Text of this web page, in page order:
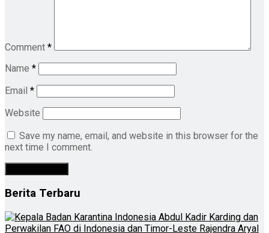
Comment *
Name *
Email *
Website
Save my name, email, and website in this browser for the
next time I comment.
Berita Terbaru